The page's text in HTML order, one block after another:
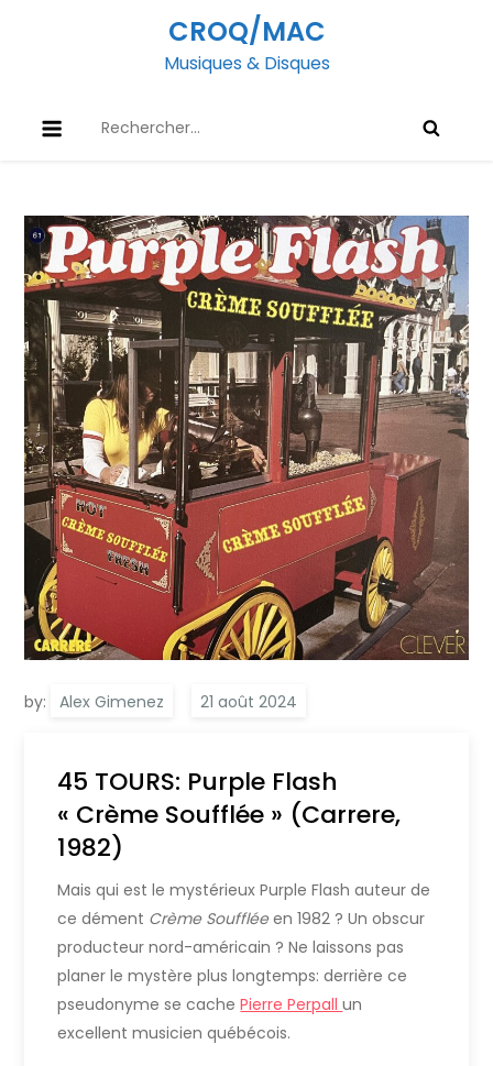
CROQ/MAC
Musiques & Disques
by: Alex Gimenez
45 TOURS: Purple Flash
« Crème Soufflée » (Carrere,
1982)
Mais qui est le mystérieux Purple Flash auteur de
ce dément Crème Souffléeen 1982 ? Un obscur
producteur nord-américain ? Ne laissons pas
planer le mystère plus longtemps: derrière ce
pseudonyme se cachePierre Perpallun
excellent musicien québécois.